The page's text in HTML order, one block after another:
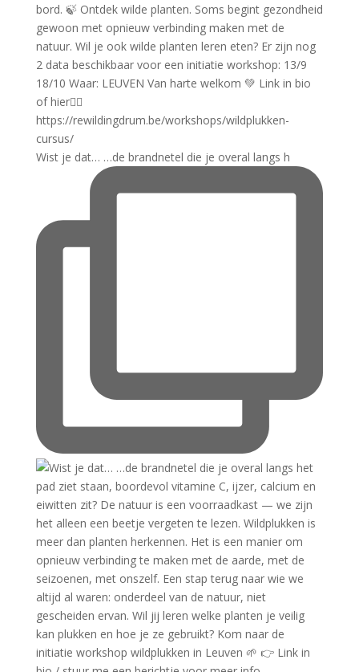
Wist je dat… …de brandnetel die je overal langs h